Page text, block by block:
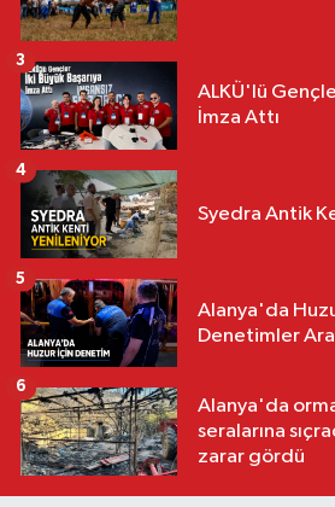
ALKÜ'lü
İmza Attı
3
Syedra Antik
4
Alanya'da
Denetimler
5
Alanya'da
seralarına
zarar gördü
6